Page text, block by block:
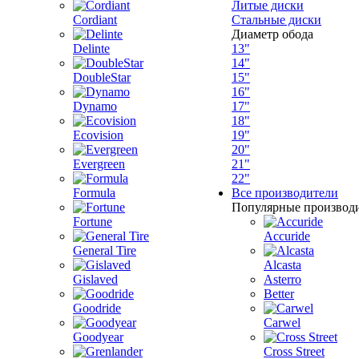
Cordiant
Delinte
DoubleStar
Dynamo
Ecovision
Evergreen
Formula
Fortune
General Tire
Gislaved
Goodride
Goodyear
Литые диски
Стальные диски
Диаметр обода
13"
14"
15"
16"
17"
18"
19"
20"
21"
22"
Все производители
Популярные
Accuride
Alcasta
Asterro
Better
Carwel
Cross Street